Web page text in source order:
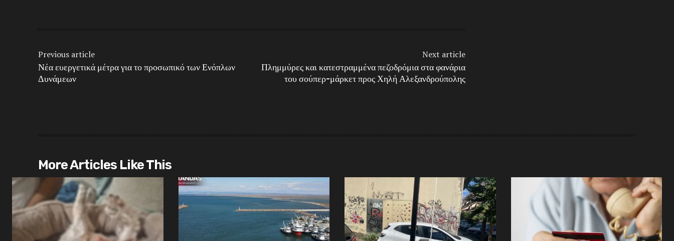
Previous article
Νέα ευεργετικά μέτρα για το προσωπικό των Ενόπλων
Δυνάμεων
Next article
Πλημμύρες και κατεστραμμένα πεζοδρόμια στα φανάρια
του σούπερ-μάρκετ προς Χηλή Αλεξανδρούπολης
More Articles Like This